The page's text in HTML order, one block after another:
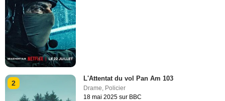
2
L'Attentat du vol Pan Am 103
Drame, Policier
18 mai 2025 sur BBC